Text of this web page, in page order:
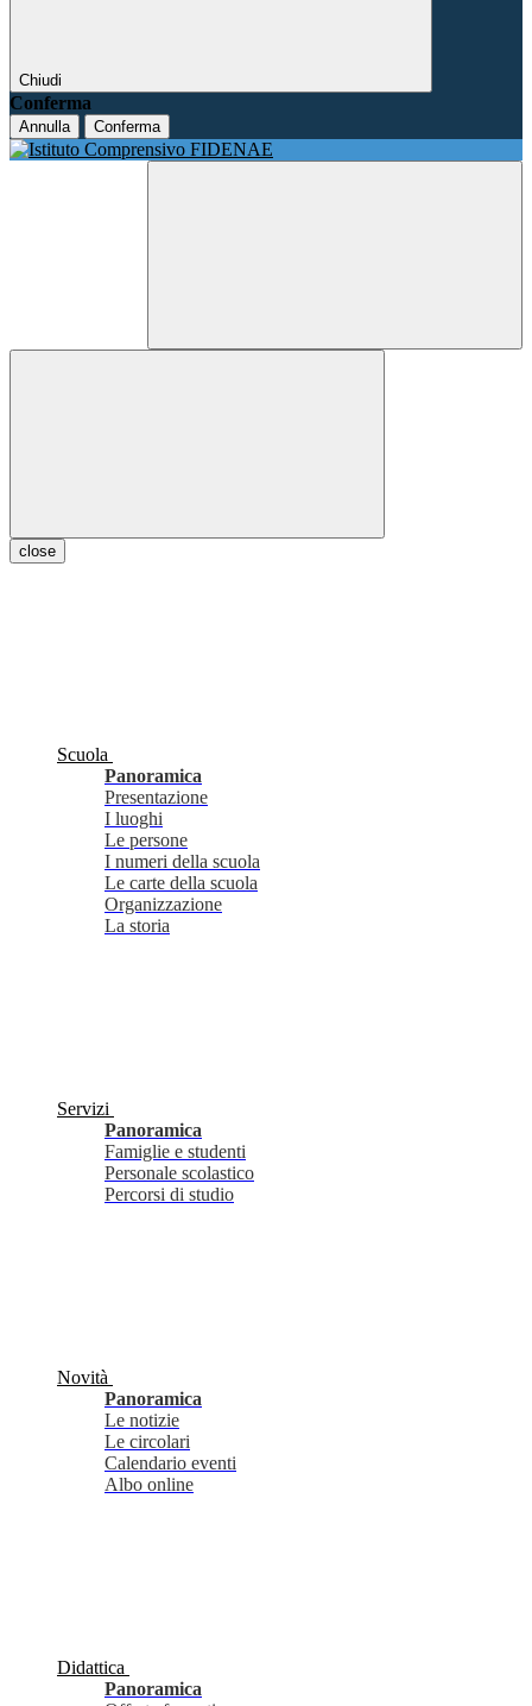
Chiudi
Conferma
Annulla Conferma
close
Scuola
Panoramica
Presentazione
I luoghi
Le persone
I numeri della scuola
Le carte della scuola
Organizzazione
La storia
Servizi
Panoramica
Famiglie e studenti
Personale scolastico
Percorsi di studio
Novità
Panoramica
Le notizie
Le circolari
Calendario eventi
Albo online
Didattica
Panoramica